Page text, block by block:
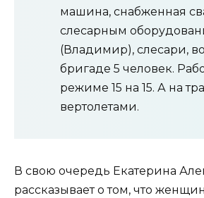
машина, снабженная
слесарным
(Владимир), слесари,
бригаде 5 человек.
режиме 15 на 15. А на
вертолетами.
В свою очередь Екатерина
рассказывает о том, что